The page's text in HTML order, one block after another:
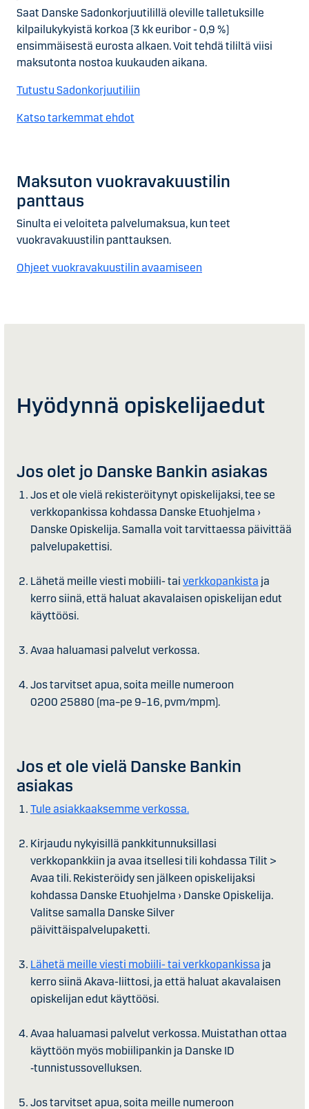
Saat Danske Sadonkorjuutilillä oleville talletuksille
kilpailukykyistä korkoa (3 kk euribor - 0,9 %)
ensimmäisestä eurosta alkaen. Voit tehdä tililtä viisi
maksutonta nostoa kuukauden aikana.
Tutustu Sadonkorjuutiliin
Katso tarkemmat ehdot
Maksuton vuokra­vakuus­tilin
panttaus
Sinulta ei veloiteta palvelumaksua, kun teet
vuokravakuustilin panttauksen.
Ohjeet vuokravakuustilin avaamiseen
Hyödynnä opiskelijaedut
Jos olet jo Danske Bankin asiakas
Jos et ole vielä rekisteröitynyt opiskelijaksi, tee se
verkkopankissa kohdassa Danske Etuohjelma ›
Danske Opiskelija. Samalla voit tarvittaessa päivittää
palvelupakettisi.
Lähetä meille viesti mobiili- tai verkkopankista ja
kerro siinä, että haluat akavalaisen opiskelijan edut
käyttöösi.
Avaa haluamasi palvelut verkossa.
Jos tarvitset apua, soita meille numeroon
0200 25880 (ma–pe 9–16, pvm/mpm).
Jos et ole vielä Danske Bankin
asiakas
Tule asiakkaaksemme verkossa.
Kirjaudu nykyisillä pankkitunnuksillasi
verkkopankkiin ja avaa itsellesi tili kohdassa Tilit >
Avaa tili. Rekisteröidy sen jälkeen opiskelijaksi
kohdassa Danske Etuohjelma › Danske Opiskelija.
Valitse samalla Danske Silver
päivittäispalvelupaketti.
Lähetä meille viesti mobiili- tai verkkopankissa ja
kerro siinä Akava-liittosi, ja että haluat akavalaisen
opiskelijan edut käyttöösi.
Avaa haluamasi palvelut verkossa. Muistathan ottaa
käyttöön myös mobiilipankin ja Danske ID
‑tunnistussovelluksen.
Jos tarvitset apua, soita meille numeroon